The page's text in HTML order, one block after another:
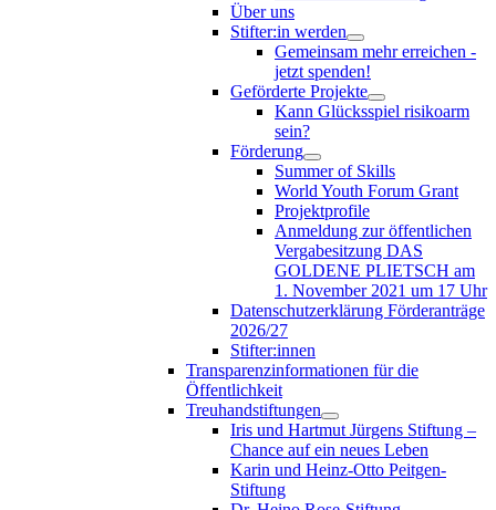
Über uns
Stifter:in werden
Gemeinsam mehr erreichen -
jetzt spenden!
Geförderte Projekte
Kann Glücksspiel risikoarm
sein?
Förderung
Summer of Skills
World Youth Forum Grant
Projektprofile
Anmeldung zur öffentlichen
Vergabesitzung DAS
GOLDENE PLIETSCH am
1. November 2021 um 17 Uhr
Datenschutzerklärung Förderanträge
2026/27
Stifter:innen
Transparenzinformationen für die
Öffentlichkeit
Treuhandstiftungen
Iris und Hartmut Jürgens Stiftung –
Chance auf ein neues Leben
Karin und Heinz-Otto Peitgen-
Stiftung